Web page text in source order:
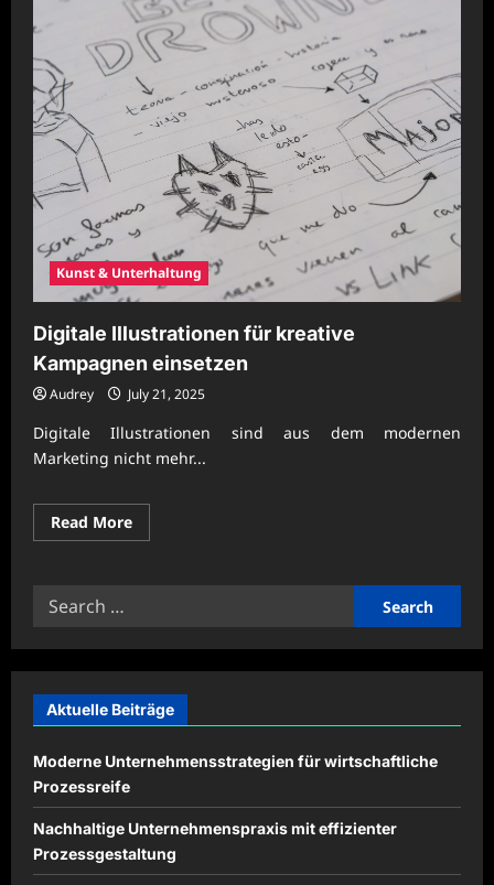
Kunst & Unterhaltung
Digitale Illustrationen für kreative
Kampagnen einsetzen
Audrey July 21, 2025
Digitale Illustrationen sind aus dem modernen
Marketing nicht mehr...
Read MoreRead
more
einsetzen
Search
Aktuelle Beiträge
Moderne Unternehmensstrategien für wirtschaftliche
Prozessreife
Nachhaltige Unternehmenspraxis mit effizienter
Prozessgestaltung